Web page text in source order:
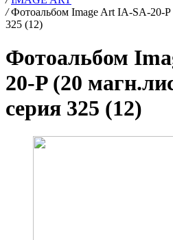
/ Фотоальбом Image Art IA-SA-20-P
325 (12)
Фотоальбом
20-P (20
серия 325 (12)